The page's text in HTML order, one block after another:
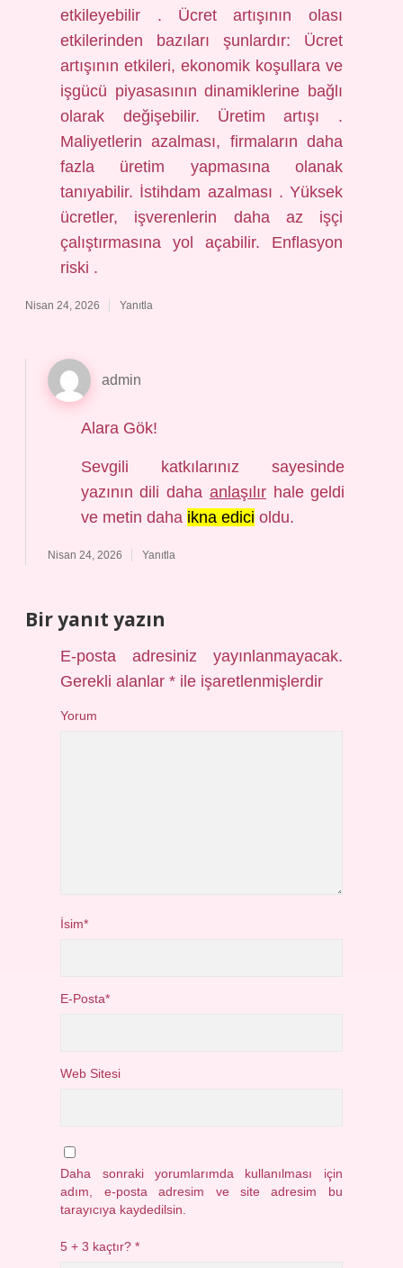
etkileyebilir . Ücret artışının olası
etkilerinden bazıları şunlardır: Ücret
artışının etkileri, ekonomik koşullara ve
işgücü piyasasının dinamiklerine bağlı
olarak değişebilir. Üretim artışı .
Maliyetlerin azalması, firmaların daha
fazla üretim yapmasına olanak
tanıyabilir. İstihdam azalması . Yüksek
ücretler, işverenlerin daha az işçi
çalıştırmasına yol açabilir. Enflasyon
riski .
Nisan 24, 2026 Yanıtla
admin
Alara Gök!
Sevgili katkılarınız sayesinde
yazının dili daha anlaşılırhale geldi
ve metin daha ikna edici oldu.
Nisan 24, 2026 Yanıtla
Bir yanıt yazın
E-posta adresiniz yayınlanmayacak.
Gerekli alanlar* ile işaretlenmişlerdir
Yorum
İsim*
E-Posta*
Web Sitesi
Daha sonraki yorumlarımda kullanılması için
adım, e-posta adresim ve site adresim bu
tarayıcıya kaydedilsin.
5 + 3 kaçtır?*